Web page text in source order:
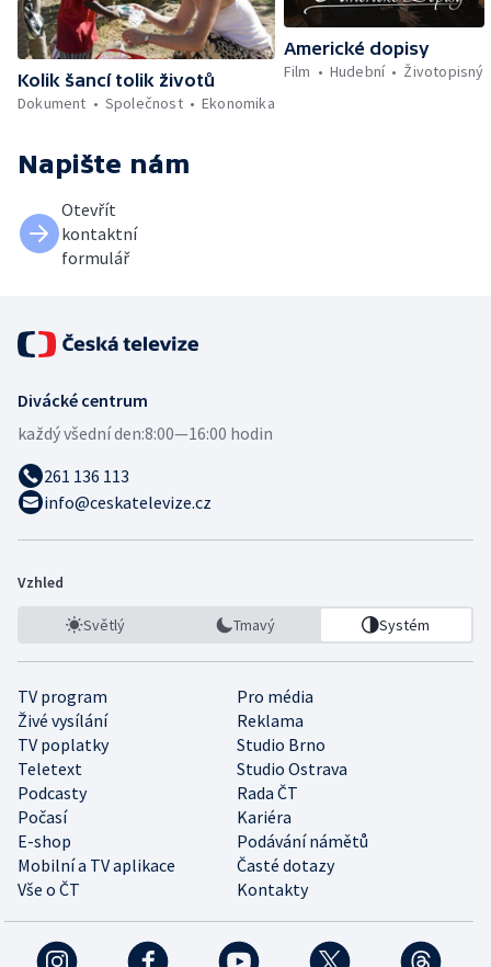
Kolik šancí tolik životů
Dokument
Společnost Ekonomika
Americké dopisy
Film
Hudební Životopisný
Napište nám
Otevřít
kontaktní
formulář
Divácké centrum
každý všední den:8:00—16:00 hodin
261 136 113
info@ceskatelevize.cz
Vzhled
Světlý Tmavý Systém
TV program
Pro média
Živé vysílání
Reklama
TV poplatky
Studio Brno
Teletext
Studio Ostrava
Podcasty
Rada ČT
Počasí
Kariéra
E-shop
Podávání námětů
Mobilní a TV aplikace
Časté dotazy
Vše o ČT
Kontakty